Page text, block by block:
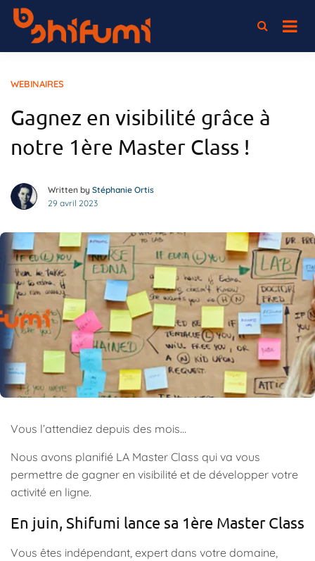
Passer
contenu
L'association 100% elearning
WEBINAIRES
Gagnez en visibilité grâce à
notre 1ère Master Class !
Written by Stéphanie Ortis
29 avril 2023
Vous l’attendiez depuis des mois…
Nous avons planifié LA Master Class qui va vous
permettre de gagner en visibilité et de développer votre
activité en ligne.
En juin, Shifumi lance sa 1ère Master Class
Vous êtes indépendant, expert dans votre domaine,